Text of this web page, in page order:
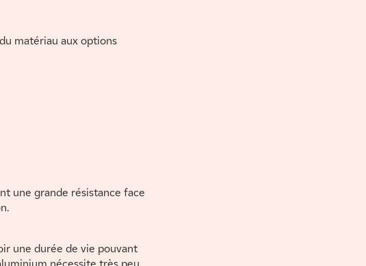
matériau aux options
une grande résistance face
une durée de vie pouvant
nécessite très peu